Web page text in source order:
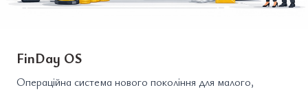
FinDay OS
Операційна система нового покоління для малого,